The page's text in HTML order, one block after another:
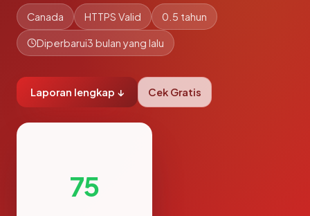
Canada HTTPS Valid 0.5 tahun
Diperbarui3 bulan yang lalu
Laporan lengkap ↓ Cek Gratis
75